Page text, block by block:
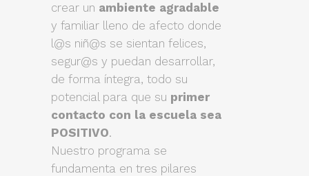
crear un ambiente agradable
y familiar lleno de afecto donde
l@s niñ@s se sientan felices,
segur@s y puedan desarrollar,
de forma íntegra, todo su
potencial para que su primer
contacto con la escuela sea
POSITIVO.
Nuestro programa se
fundamenta en tres pilares